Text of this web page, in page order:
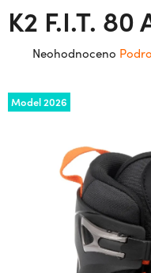
K2 F.I.T. 80
Průměrné
produktu
je
Neohodnoceno
Model 2026